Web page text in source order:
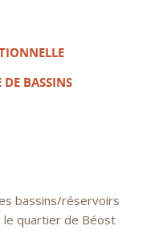
DE BASSINS
bassins/réservoirs
le quartier de Béost